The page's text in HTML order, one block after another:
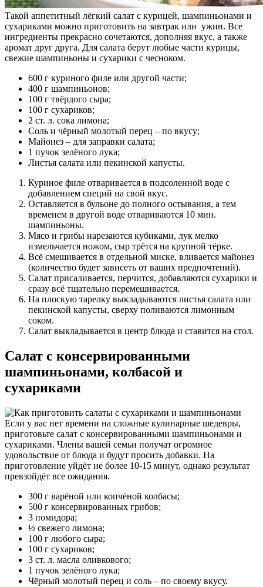
Такой аппетитный лёгкий салат с курицей, шампиньонами и
сухариками можно приготовить на завтрак или ужин. Все
ингредиенты прекрасно сочетаются, дополняя вкус, а также
аромат друг друга. Для салата берут любые части курицы,
свежие шампиньоны и сухарики с чесноком.
600 г куриного филе или другой части;
400 г шампиньонов;
100 г твёрдого сыра;
100 г сухариков;
2 ст. л. сока лимона;
Соль и чёрный молотый перец – по вкусу;
Майонез – для заправки салата;
1 пучок зелёного лука;
Листья салата или пекинской капусты.
Куриное филе отваривается в подсоленной воде с
добавлением специй на свой вкус.
Оставляется в бульоне до полного остывания, а тем
временем в другой воде отвариваются 10 мин.
шампиньоны.
Мясо и грибы нарезаются кубиками, лук мелко
измельчается ножом, сыр трётся на крупной тёрке.
Всё смешивается в отдельной миске, вливается майонез
(количество будет зависеть от ваших предпочтений).
Салат присаливается, перчится, добавляются сухарики и
сразу всё тщательно перемешивается.
На плоскую тарелку выкладываются листья салата или
пекинской капусты, сверху поливаются лимонным
соком.
Салат выкладывается в центр блюда и ставится на стол.
Салат с консервированными
шампиньонами, колбасой и
сухариками
Если у вас нет времени на сложные кулинарные шедевры,
приготовьте салат с консервированными шампиньонами и
сухариками. Члены вашей семьи получат огромное
удовольствие от блюда и будут просить добавки. На
приготовление уйдёт не более 10-15 минут, однако результат
превзойдёт все ожидания.
300 г варёной или копчёной колбасы;
500 г консервированных грибов;
3 помидора;
½ свежего лимона;
100 г любого сыра;
100 г сухариков;
3 ст. л. масла оливкового;
1 пучок зелёного лука;
Чёрный молотый перец и соль – по своему вкусу.